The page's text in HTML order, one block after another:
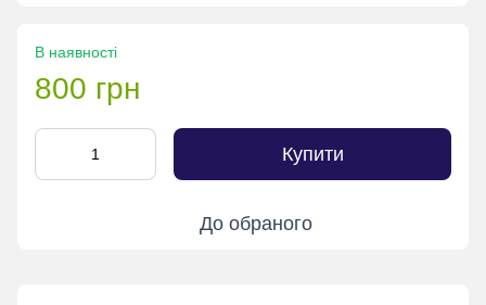
В наявності
800 грн
Купити
До обраного